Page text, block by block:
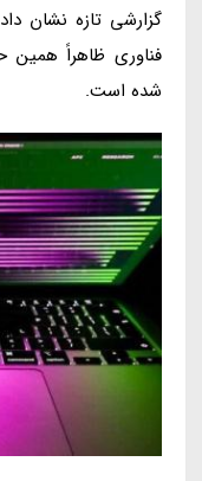
گزارشی تازه نشان
فناوری ظاهراً همین
شده است.